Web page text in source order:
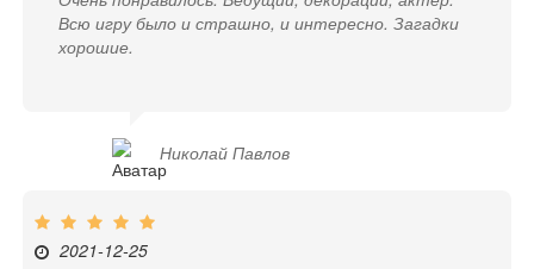
Всю игру было и страшно, и интересно. Загадки
хорошие.
Николай Павлов
2021-12-25